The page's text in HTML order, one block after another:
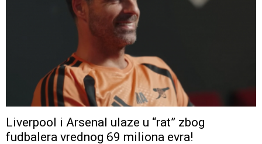
Liverpool i Arsenal ulaze u “rat” zbog
fudbalera vrednog 69 miliona evra!